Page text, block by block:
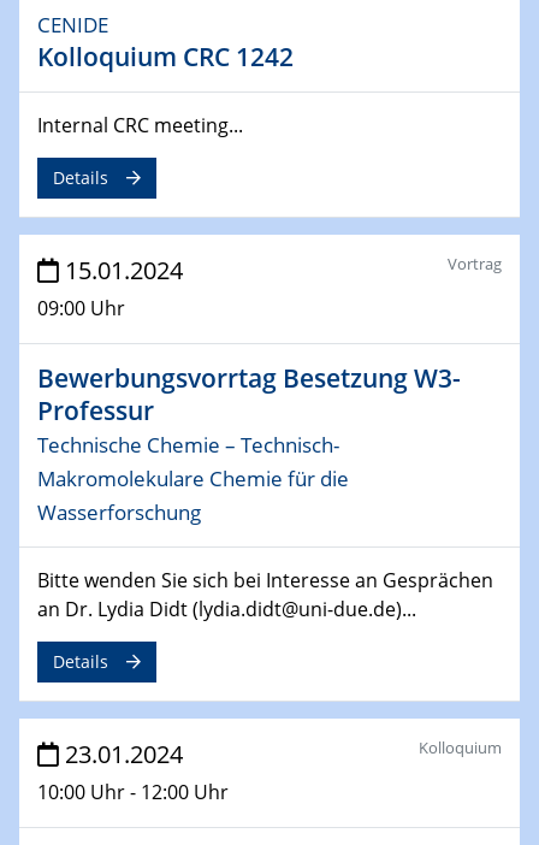
04.02.2024 - 05.02.2024
ZBT Wasserstofftage
07.02.2024
Online-Veranstaltung „Verbundprojekte in
Horizont Europa: Ein Überblick“
13.02.2024
Electrocatalysis as a Major Enabling
14.02.2024
"Lhyfe - Produzent und Lieferant von
grünem und erneuerbarem Wasserstoff.
Praxisfall, Projekt Duisburg
14.02.2024 - 16.02.2024
SFB 247
Jahrestreffen
01.03.2024
Podcast-Workshop
Online-Kick-Off
06.03.2024
Dynamics of sessile drops in channel flow
ZBT
CENIDE
Kolloquium CRC 1242
Internal CRC meeting...
Details
15.01.2024
09:00 Uhr
Vortrag
Bewerbungsvorrtag Besetzung W3-
Professur
Technische Chemie – Technisch-
Makromolekulare Chemie für die
Wasserforschung
Bitte wenden Sie sich bei Interesse an Gesprächen
an Dr. Lydia Didt (lydia.didt@uni-due.de)...
Details
23.01.2024
10:00 Uhr - 12:00 Uhr
Kolloquium